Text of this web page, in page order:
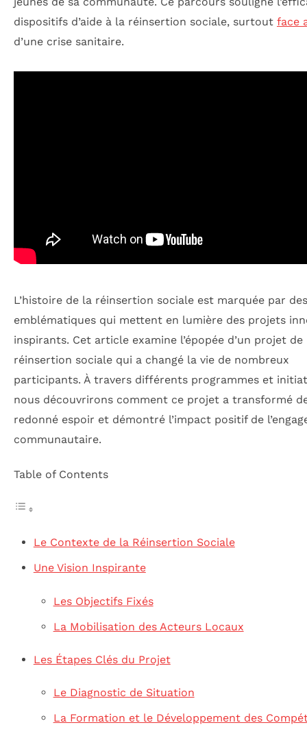
dispositifs d’aide à la réinsertion sociale, surtout face
d’une crise sanitaire.
L’histoire de la réinsertion sociale est marquée par
emblématiques qui mettent en lumière des projets
inspirants. Cet article examine l’épopée d’un projet de
réinsertion sociale qui a changé la vie de nombreux
participants. À travers différents programmes et
nous découvrirons comment ce projet a transformé
redonné espoir et démontré l’impact positif de
communautaire.
Table of Contents
Le Contexte de la Réinsertion Sociale
Une Vision Inspirante
Les Objectifs Fixés
La Mobilisation des Acteurs Locaux
Les Étapes Clés du Projet
Le Diagnostic de Situation
La Formation et le Développement des